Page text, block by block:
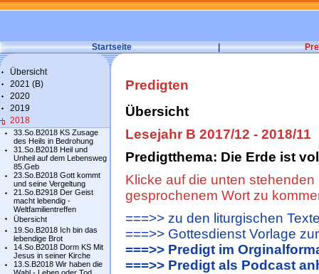
Startseite |
Übersicht
2021 (B)
2020
2019
2018
33.So.B2018 KS Zusage
des Heils in Bedrohung
31.So.B2018 Heil und
Unheil auf dem Lebensweg
85.Geb
23.So.B2018 Gott kommt
und seine Vergeltung
21.So.B2918 Der Geist
macht lebendig -
Weltfamilientreffen
Übersicht
19.So.B2018 Ich bin das
lebendige Brot
14.So.B2018 Dorm KS Mit
Jesus in seiner Kirche
13.S.B2018 Wir haben die
Predigten
Übersicht
Lesejahr B 2017/12 - 2018/11
Predigtthema: Die Erde ist
Klicke auf die unten
gesprochenem Wort zu
===>> zu den liturgischen
===>> Gottesdienst Vorlage
===>> Predigt im
===>> Predigt als Podcast